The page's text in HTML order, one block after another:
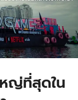
หญ่ที่สุดใน